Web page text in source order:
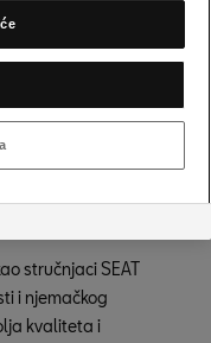
stručnjaci SEAT
i njemačkog
kvaliteta i